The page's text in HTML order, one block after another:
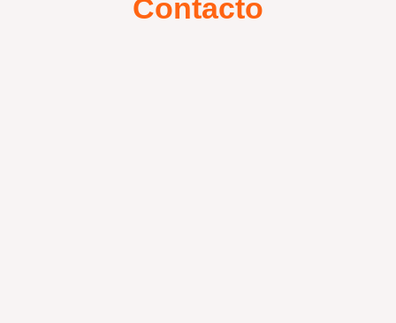
Contacto